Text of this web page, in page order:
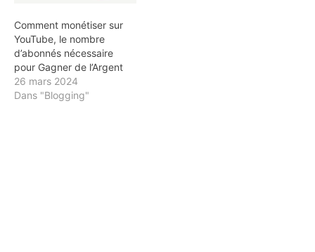
Comment monétiser sur
YouTube, le nombre
d’abonnés nécessaire
pour Gagner de l’Argent
26 mars 2024
Dans "Blogging"